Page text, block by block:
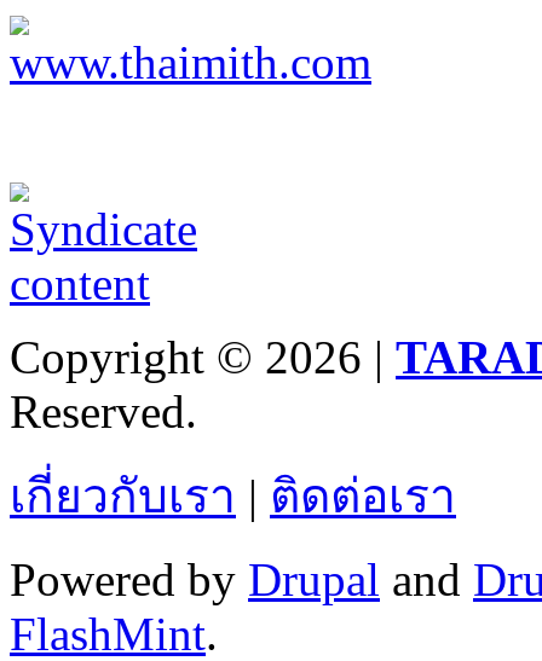
Copyright © 2026 |
Reserved.
เกี่ยวกับเรา | ติดต่อเรา
Powered by Drupal and
FlashMint.